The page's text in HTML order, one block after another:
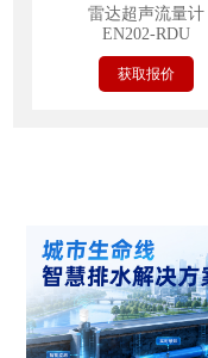
雷达超声流量计
EN202-RDU
获取报价